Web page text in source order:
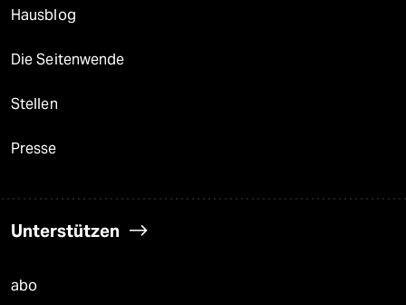
Hausblog
Die Seitenwende
Stellen
Presse
Unterstützen
abo